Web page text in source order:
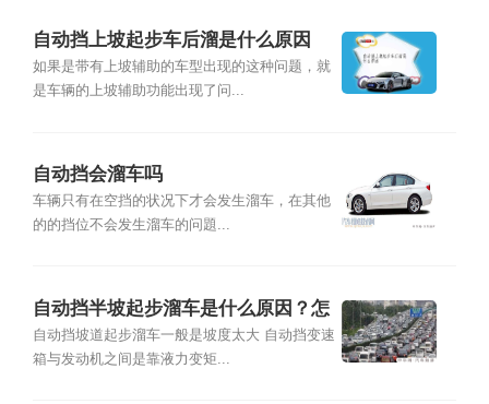
自动挡上坡起步车后溜是什么原因
如果是带有上坡辅助的车型出现的这种问题，就
是车辆的上坡辅助功能出现了问...
自动挡会溜车吗
车辆只有在空挡的状况下才会发生溜车，在其他
的的挡位不会发生溜车的问題...
自动挡半坡起步溜车是什么原因？怎
么办？
自动挡坡道起步溜车一般是坡度太大 自动挡变速
箱与发动机之间是靠液力变矩...